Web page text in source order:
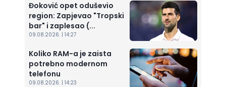
Đoković opet oduševio
region: Zapjevao "Tropski
bar" i zaplesao (...
09.08.2026. | 14:27
Koliko RAM-a je zaista
potrebno modernom
telefonu
09.08.2026. | 14:23